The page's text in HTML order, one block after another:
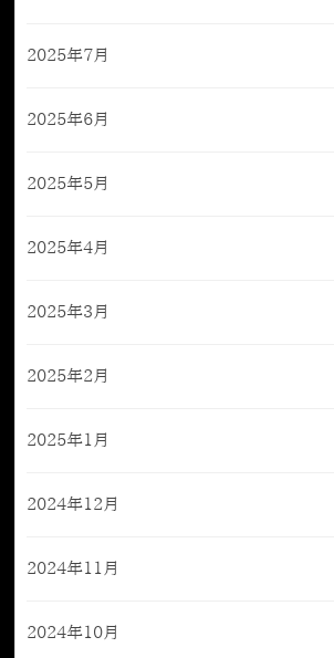
2025年7月
2025年6月
2025年5月
2025年4月
2025年3月
2025年2月
2025年1月
2024年12月
2024年11月
2024年10月